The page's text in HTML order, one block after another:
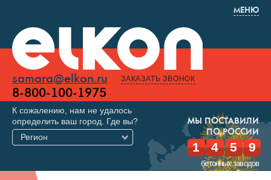
МЕНЮ
samara@elkon.ru
8-800-100-1975
ЗАКАЗАТЬ ЗВОНОК
МЫ ПОСТАВИЛИ
ПО РОССИИ
1 4 5 9
бетонных заводов
К сожалению, нам не удалось
определить ваш город. Где вы?
Регион